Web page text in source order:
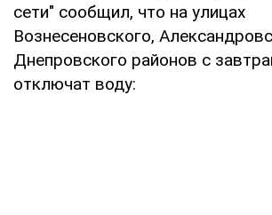
сети" сообщил, что на улицах
Вознесеновского,
Днепровского районов с
отключат воду: